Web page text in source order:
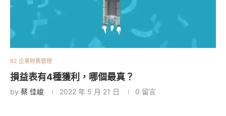
B2 企業財務管理
損益表有4種獲利，哪個最真？
by 蔡 佳峻 2022 年 5 月 21 日 0 留言